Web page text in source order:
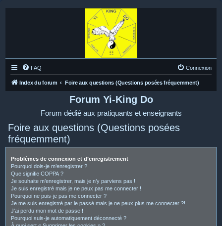
FAQ Connexion
Index du forum Foire aux questions (Questions posées fréquemment)
Forum Yi-King Do
Forum dédié aux pratiquants et enseignants
Foire aux questions (Questions posées
fréquemment)
Problèmes de connexion et d’enregistrement
Pourquoi dois-je m’enregistrer ?
Que signifie COPPA ?
Je souhaite m’enregistrer, mais je n’y parviens pas !
Je suis enregistré mais je ne peux pas me connecter !
Pourquoi ne puis-je pas me connecter ?
Je me suis enregistré par le passé mais je ne peux plus me connecter ?!
J’ai perdu mon mot de passe !
Pourquoi suis-je automatiquement déconnecté ?